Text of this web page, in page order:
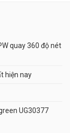
quay 360 độ nét
hiện nay
UG30377